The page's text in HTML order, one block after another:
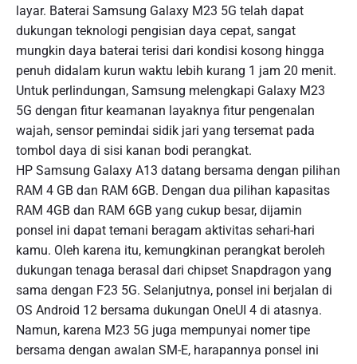
layar. Baterai Samsung Galaxy M23 5G telah dapat
dukungan teknologi pengisian daya cepat, sangat
mungkin daya baterai terisi dari kondisi kosong hingga
penuh didalam kurun waktu lebih kurang 1 jam 20 menit.
Untuk perlindungan, Samsung melengkapi Galaxy M23
5G dengan fitur keamanan layaknya fitur pengenalan
wajah, sensor pemindai sidik jari yang tersemat pada
tombol daya di sisi kanan bodi perangkat.
HP Samsung Galaxy A13 datang bersama dengan pilihan
RAM 4 GB dan RAM 6GB. Dengan dua pilihan kapasitas
RAM 4GB dan RAM 6GB yang cukup besar, dijamin
ponsel ini dapat temani beragam aktivitas sehari-hari
kamu. Oleh karena itu, kemungkinan perangkat beroleh
dukungan tenaga berasal dari chipset Snapdragon yang
sama dengan F23 5G. Selanjutnya, ponsel ini berjalan di
OS Android 12 bersama dukungan OneUI 4 di atasnya.
Namun, karena M23 5G juga mempunyai nomer tipe
bersama dengan awalan SM-E, harapannya ponsel ini